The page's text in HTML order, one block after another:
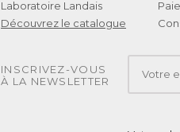
Laboratoire Landais
Découvrez le catalogue
INSCRIVEZ-VOUS
À LA NEWSLETTER